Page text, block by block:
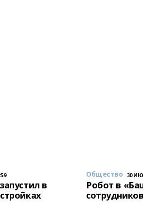
в
Общество 30
Робот в